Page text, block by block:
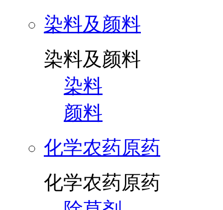
染料及颜料
染料及颜料
染料
颜料
化学农药原药
化学农药原药